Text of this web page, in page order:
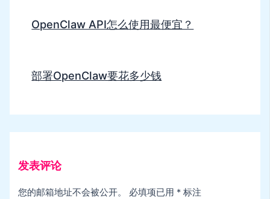
OpenClaw API怎么使用最便宜？
部署OpenClaw要花多少钱
发表评论
您的邮箱地址不会被公开。 必填项已用 * 标注